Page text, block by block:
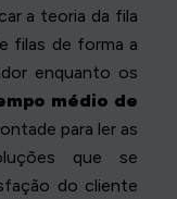
a teoria da fila
filas de forma a
enquanto os
médio de
para ler as
que se
do cliente